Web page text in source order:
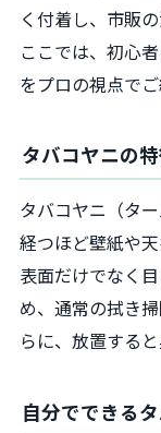
く付着し、市販
ここでは、初心
をプロの視点でご
タバコヤニの
タバコヤニ（タ
経つほど壁紙や
表面だけでなく
め、通常の拭き
らに、放置する
自分でできる